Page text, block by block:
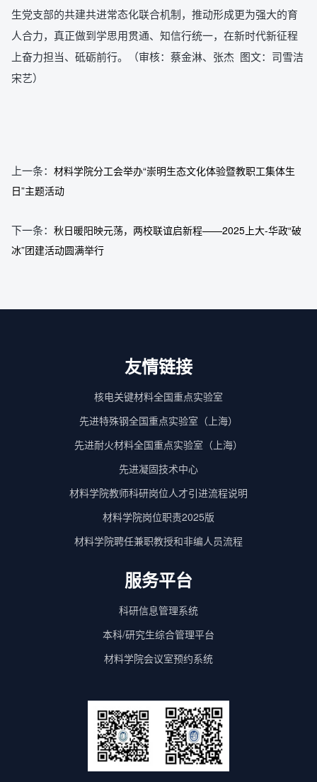
生党支部的共建共进常态化联合机制，推动形成更为强大的育
人合力，真正做到学思用贯通、知信行统一，在新时代新征程
上奋力担当、砥砺前行。（审核：蔡金淋、张杰 图文：司雪洁
宋艺）
上一条： 材料学院分工会举办“崇明生态文化体验暨教职工集体生
日”主题活动
下一条： 秋日暖阳映元荡，两校联谊启新程——2025上大-华政“破
冰”团建活动圆满举行
友情链接
核电关键材料全国重点实验室
先进特殊钢全国重点实验室（上海）
先进耐火材料全国重点实验室（上海）
先进凝固技术中心
材料学院教师科研岗位人才引进流程说明
材料学院岗位职责2025版
材料学院聘任兼职教授和非编人员流程
服务平台
科研信息管理系统
本科/研究生综合管理平台
材料学院会议室预约系统